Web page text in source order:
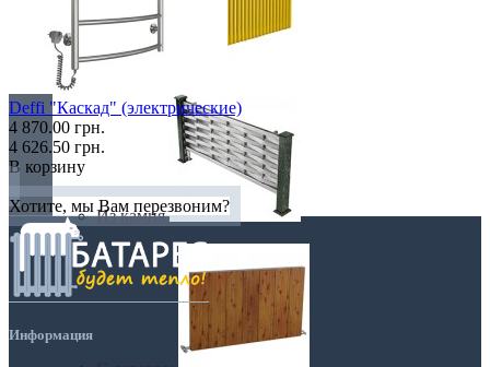
В тренде
Из камня
Deffi "Каскад" (электрические)
4 870.00 грн.
4 626.50 грн.
В корзину
Хотите, мы Вам перезвоним?
Информация